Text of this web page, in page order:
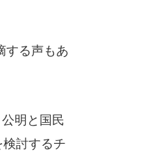
する声もあ
明と国民
討するチ